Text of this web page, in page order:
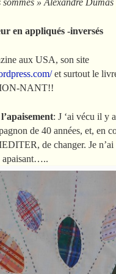
en appliqués -inversés
aux USA, son site
et surtout le
NANT!!
: J ‘ai vécu il y
de 40 années, et, en
de changer. Je
apaisant…..